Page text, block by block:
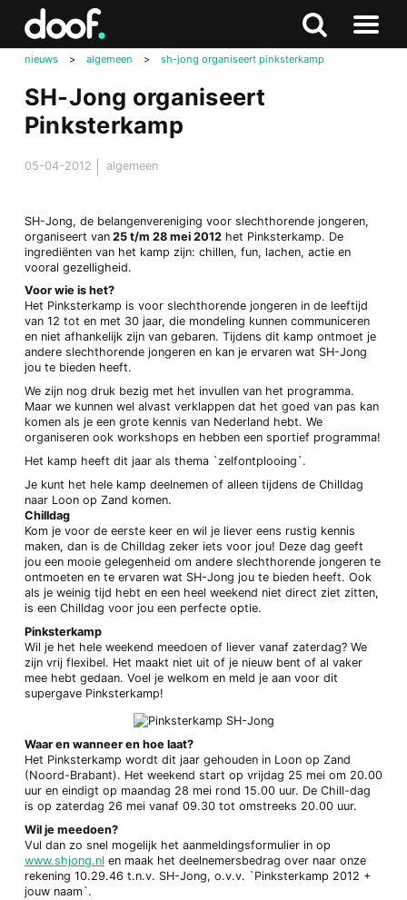
Zoeken
Naar
nieuws > algemeen > sh-jong organiseert pinksterkamp
SH-Jong organiseert
Pinksterkamp
05-04-2012 algemeen
SH-Jong, de belangenvereniging voor slechthorende jongeren,
organiseert van25 t/m 28 mei 2012het Pinksterkamp. De
ingrediënten van het kamp zijn: chillen, fun, lachen, actie en
vooral gezelligheid.
Voor wie is het?
Het Pinksterkamp is voor slechthorende jongeren in de leeftijd
van 12 tot en met 30 jaar, die mondeling kunnen communiceren
en niet afhankelijk zijn van gebaren. Tijdens dit kamp ontmoet je
andere slechthorende jongeren en kan je ervaren wat SH-Jong
jou te bieden heeft.
We zijn nog druk bezig met het invullen van het programma.
Maar we kunnen wel alvast verklappen dat het goed van pas kan
komen als je een grote kennis van Nederland hebt. We
organiseren ook workshops en hebben een sportief programma!
Het kamp heeft dit jaar als thema `zelfontplooing`.
Je kunt het hele kamp deelnemen of alleen tijdens de Chilldag
naar Loon op Zand komen.
Chilldag
Kom je voor de eerste keer en wil je liever eens rustig kennis
maken, dan is de Chilldag zeker iets voor jou! Deze dag geeft
jou een mooie gelegenheid om andere slechthorende jongeren te
ontmoeten en te ervaren wat SH-Jong jou te bieden heeft. Ook
als je weinig tijd hebt en een heel weekend niet direct ziet zitten,
is een Chilldag voor jou een perfecte optie.
Pinksterkamp
Wil je het hele weekend meedoen of liever vanaf zaterdag? We
zijn vrij flexibel. Het maakt niet uit of je nieuw bent of al vaker
mee hebt gedaan. Voel je welkom en meld je aan voor dit
supergave Pinksterkamp!
Waar en wanneer en hoe laat?
Het Pinksterkamp wordt dit jaar gehouden in Loon op Zand
(Noord-Brabant). Het weekend start op vrijdag 25 mei om 20.00
uur en eindigt op maandag 28 mei rond 15.00 uur. De Chill-dag
is op zaterdag 26 mei vanaf 09.30 tot omstreeks 20.00 uur.
Wil je meedoen?
Vul dan zo snel mogelijk het aanmeldingsformulier in op
www.shjong.nl en maak het deelnemersbedrag over naar onze
rekening 10.29.46 t.n.v. SH-Jong, o.v.v. `Pinksterkamp 2012 +
jouw naam`.
Doof.nl
Zoeken